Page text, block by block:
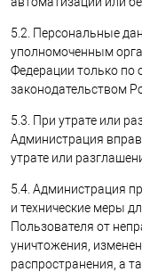
5.2. Персональные
уполномоченным
Федерации только по
законодательством
5.3. При утрате или
Администрация
утрате или
5.4. Администрация
и технические меры
Пользователя от
уничтожения,
распространения, а